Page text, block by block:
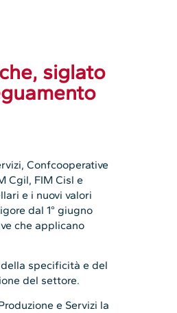
siglato
Confcooperative
Cgil, FIM Cisl e
e i nuovi valori
dal 1° giugno
che applicano
specificità e del
del settore.
e Servizi la